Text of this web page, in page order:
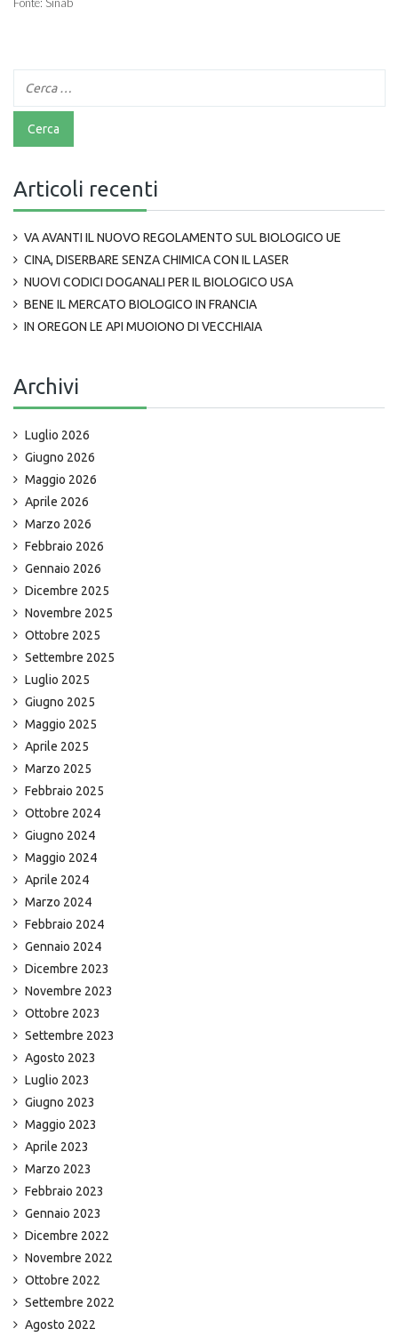
Articoli recenti
VA AVANTI IL NUOVO REGOLAMENTO SUL BIOLOGICO UE
CINA, DISERBARE SENZA CHIMICA CON IL LASER
NUOVI CODICI DOGANALI PER IL BIOLOGICO USA
BENE IL MERCATO BIOLOGICO IN FRANCIA
IN OREGON LE API MUOIONO DI VECCHIAIA
Archivi
Luglio 2026
Giugno 2026
Maggio 2026
Aprile 2026
Marzo 2026
Febbraio 2026
Gennaio 2026
Dicembre 2025
Novembre 2025
Ottobre 2025
Settembre 2025
Luglio 2025
Giugno 2025
Maggio 2025
Aprile 2025
Marzo 2025
Febbraio 2025
Ottobre 2024
Giugno 2024
Maggio 2024
Aprile 2024
Marzo 2024
Febbraio 2024
Gennaio 2024
Dicembre 2023
Novembre 2023
Ottobre 2023
Settembre 2023
Agosto 2023
Luglio 2023
Giugno 2023
Maggio 2023
Aprile 2023
Marzo 2023
Febbraio 2023
Gennaio 2023
Dicembre 2022
Novembre 2022
Ottobre 2022
Settembre 2022
Agosto 2022